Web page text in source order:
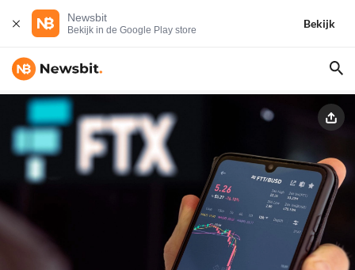
Newsbit
Bekijk in de Google Play store
Bekijk